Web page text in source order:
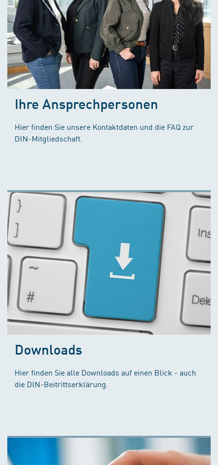
Ihre Ansprechpersonen
Hier finden Sie unsere Kontaktdaten und die FAQ zur
DIN-Mitgliedschaft.
Downloads
Hier finden Sie alle Downloads auf einen Blick - auch
die DIN-Beitrittserklärung.